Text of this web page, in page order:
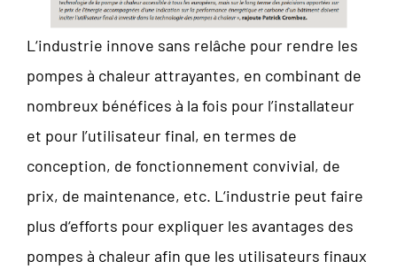
L‘industrie innove sans relâche pour rendre les
pompes à chaleur attrayantes, en combinant de
nombreux bénéfices à la fois pour l’installateur
et pour l’utilisateur final, en termes de
conception, de fonctionnement convivial, de
prix, de maintenance, etc. L‘industrie peut faire
plus d‘efforts pour expliquer les avantages des
pompes à chaleur afin que les utilisateurs finaux